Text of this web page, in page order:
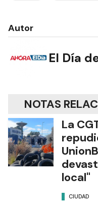
Autor
El Día
NOTAS
La
local"
CIUDAD